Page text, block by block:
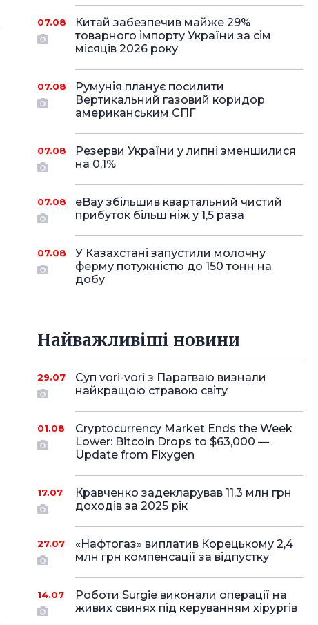
07.08
Китай забезпечив майже 29%
товарного імпорту України за сім
місяців 2026 року
07.08
Румунія планує посилити
Вертикальний газовий коридор
американським СПГ
07.08
Резерви України у липні зменшилися
на 0,1%
07.08
eBay збільшив квартальний чистий
прибуток більш ніж у 1,5 раза
07.08
У Казахстані запустили молочну
ферму потужністю до 150 тонн на
добу
Найважливіші новини
29.07
Суп vori-vori з Парагваю визнали
найкращою стравою світу
01.08
Cryptocurrency Market Ends the Week
Lower: Bitcoin Drops to $63,000 —
Update from Fixygen
17.07
Кравченко задекларував 11,3 млн грн
доходів за 2025 рік
27.07
«Нафтогаз» виплатив Корецькому 2,4
млн грн компенсації за відпустку
14.07
Роботи Surgie виконали операції на
живих свинях під керуванням хірургів